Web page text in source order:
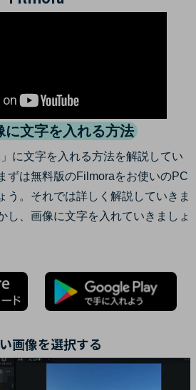
文字を入れる方法
に文字を入れる方法を解説してい
ずは無料版のFilmoraをお使いのPC
う。それでは詳しく解説していきま
し、画像に文字を入れていきましょ
画像を選択する